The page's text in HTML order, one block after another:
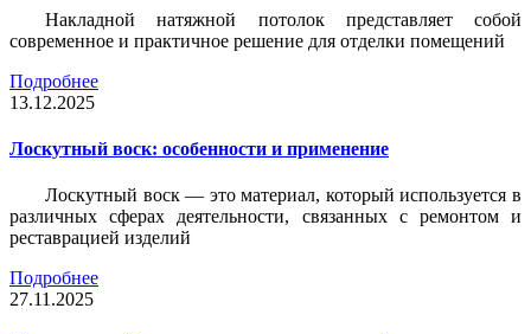
Накладной натяжной потолок представляет собой
современное и практичное решение для отделки помещений
Подробнее
13.12.2025
Лоскутный воск: особенности и применение
Лоскутный воск — это материал, который используется в
различных сферах деятельности, связанных с ремонтом и
реставрацией изделий
Подробнее
27.11.2025